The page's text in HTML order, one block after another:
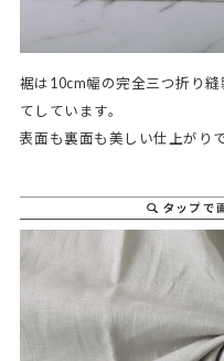
裾は10cm幅の完全三つ折り
てしています。
表面も裏面も美しい仕上がりで